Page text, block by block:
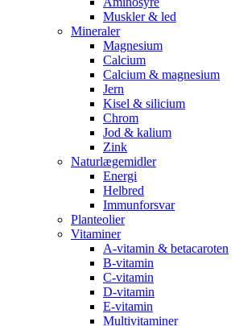
Muskler & led
Mineraler
Magnesium
Calcium
Calcium & magnesium
Jern
Kisel & silicium
Chrom
Jod & kalium
Zink
Naturlægemidler
Energi
Helbred
Immunforsvar
Planteolier
Vitaminer
A-vitamin & betacaroten
B-vitamin
C-vitamin
D-vitamin
E-vitamin
Multivitaminer